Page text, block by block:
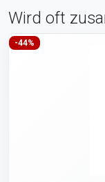
Wird oft
-44%